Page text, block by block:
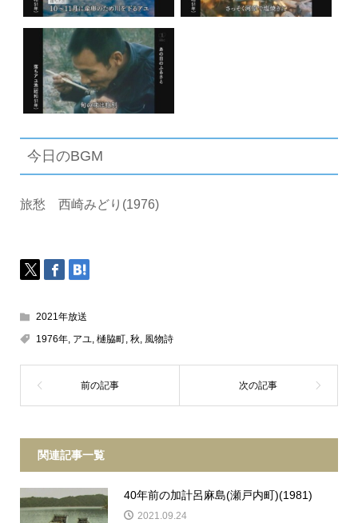
今日のBGM
旅愁 西崎みどり(1976)
2021年放送
1976年, アユ, 樋脇町, 秋, 風物詩
関連記事一覧
40年前の加計呂麻島(瀬戸内町)(1981)
2021.09.24